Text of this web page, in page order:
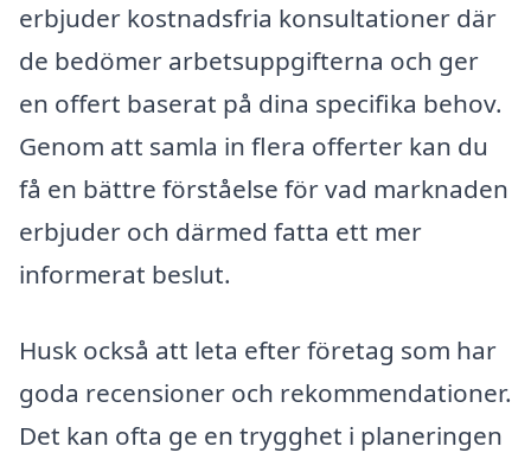
erbjuder kostnadsfria konsultationer där
de bedömer arbetsuppgifterna och ger
en offert baserat på dina specifika behov.
Genom att samla in flera offerter kan du
få en bättre förståelse för vad marknaden
erbjuder och därmed fatta ett mer
informerat beslut.
Husk också att leta efter företag som har
goda recensioner och rekommendationer.
Det kan ofta ge en trygghet i planeringen